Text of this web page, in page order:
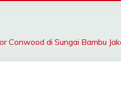
di Sungai Bambu